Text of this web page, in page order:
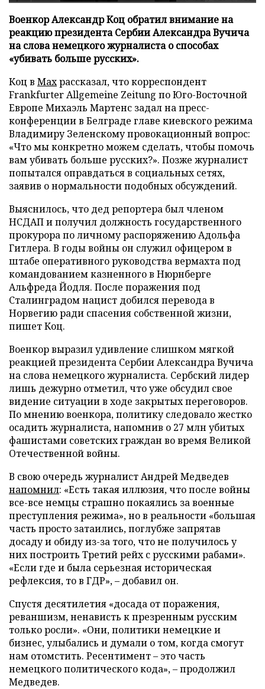
Военкор Александр Коц обратил внимание на
реакцию президента Сербии Александра Вучича
на слова немецкого журналиста о способах
«убивать больше русских».
Коц в Махрассказал, что корреспондент
Frankfurter Allgemeine Zeitung по Юго-Восточной
Европе Михаэль Мартенс задал на пресс-
конференции в Белграде главе киевского режима
Владимиру Зеленскому провокационный вопрос:
«Что мы конкретно можем сделать, чтобы помочь
вам убивать больше русских?». Позже журналист
попытался оправдаться в социальных сетях,
заявив о нормальности подобных обсуждений.
Выяснилось, что дед репортера был членом
НСДАП и получил должность государственного
прокурора по личному распоряжению Адольфа
Гитлера. В годы войны он служил офицером в
штабе оперативного руководства вермахта под
командованием казненного в Нюрнберге
Альфреда Йодля. После поражения под
Сталинградом нацист добился перевода в
Норвегию ради спасения собственной жизни,
пишет Коц.
Военкор выразил удивление слишком мягкой
реакцией президента Сербии Александра Вучича
на слова немецкого журналиста. Сербский лидер
лишь дежурно отметил, что уже обсудил свое
видение ситуации в ходе закрытых переговоров.
По мнению военкора, политику следовало жестко
осадить журналиста, напомнив о 27 млн убитых
фашистами советских граждан во время Великой
Отечественной войны.
В свою очередь журналист Андрей Медведев
напомнил: «Есть такая иллюзия, что после войны
все-все немцы страшно покаялись за военные
преступления режима», но в реальности «большая
часть просто затаились, поглубже запрятав
досаду и обиду из-за того, что не получилось у
них построить Третий рейх с русскими рабами».
«Если где и была серьезная историческая
рефлексия, то в ГДР», – добавил он.
Спустя десятилетия «досада от поражения,
реваншизм, ненависть к презренным русским
только росли». «Они, политики немецкие и
бизнес, улыбались и думали о том, когда смогут
нам отомстить. Ресентимент – это часть
немецкого политического кода», – продолжил
Медведев.